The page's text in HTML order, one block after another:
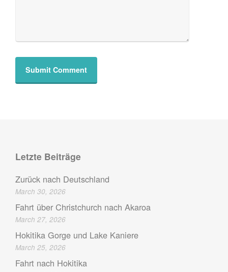
Letzte Beiträge
Zurück nach Deutschland
March 30, 2026
Fahrt über Christchurch nach Akaroa
March 27, 2026
Hokitika Gorge und Lake Kaniere
March 25, 2026
Fahrt nach Hokitika